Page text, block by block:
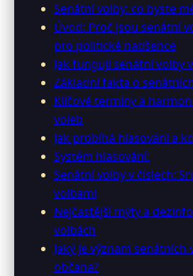
2. 3. 2026 · 10 min čtení · Autor: Petr
Senátní volby: co byste
Úvod: Proč jsou senátní
pro politické nadšence
Jak fungují senátní volby
Základní fakta o
Klíčové termíny a
voleb
Jak probíhá hlasování a
Systém hlasování:
Senátní volby v číslech:
volbami
Nejčastější mýty a
volbách
Jaký je význam
občana?